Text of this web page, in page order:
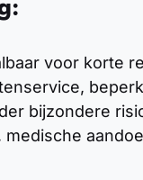
voor korte
bijzondere
medische